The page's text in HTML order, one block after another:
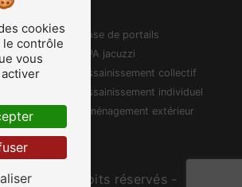
Pose de portails
SPA jacuzzi
Assainissement collectif
Assainissement individuel
Aménagement extérieur
- Tous droits réservés -
cookies
le contrôle
vous